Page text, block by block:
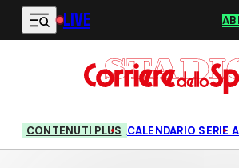
Vai al contenuto principale
LIVE
CONTENUTI PLUS CALENDARIO SERIE A